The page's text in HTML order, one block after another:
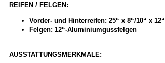
REIFEN / FELGEN:
Vorder- und Hinterreifen: 25“ x 8“/10“ x 12“
Felgen: 12“-Aluminiumgussfelgen
AUSSTATTUNGSMERKMALE: